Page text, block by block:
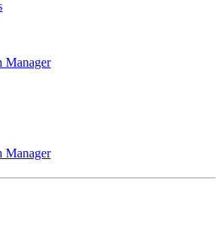
Manager
Manager